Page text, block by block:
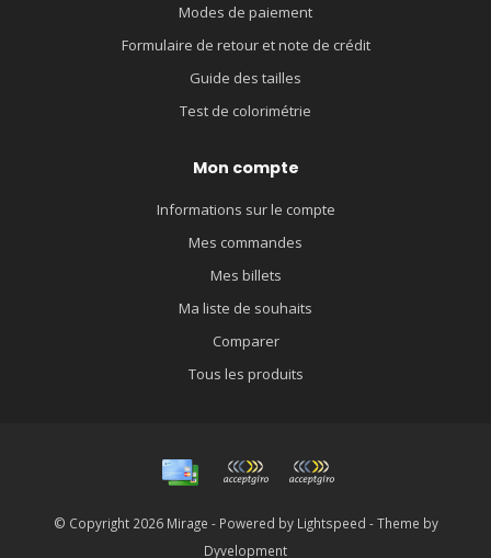
Modes de paiement
Formulaire de retour et note de crédit
Guide des tailles
Test de colorimétrie
Mon compte
Informations sur le compte
Mes commandes
Mes billets
Ma liste de souhaits
Comparer
Tous les produits
© Copyright 2026 Mirage - Powered by Lightspeed - Theme by
Dyvelopment